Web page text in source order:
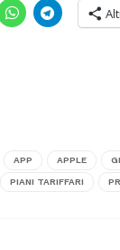
APP APPLE
PIANI TARIFFARI